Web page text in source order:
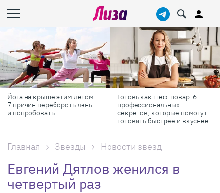
Йога на крыше этим летом:
7 причин перебороть лень
и попробовать
Готовь как шеф-повар: 6
профессиональных
секретов, которые помогут
готовить быстрее и вкуснее
Главная Звезды Новости звезд
Евгений Дятлов женился в
четвертый раз